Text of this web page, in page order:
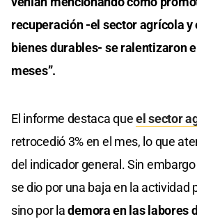
recuperación -el sector agrícola y
bienes durables- se ralentizaron
meses”.
El informe destaca queel sector
retrocedió 3% en el mes, lo que
del indicador general. Sin
se dio por una baja en la actividad
sino por lademora en las labores